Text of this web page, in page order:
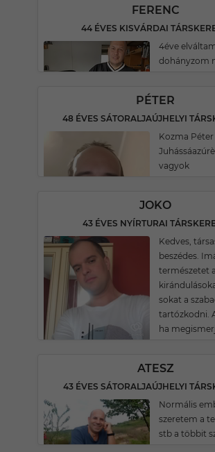
FERENC
44 ÉVES KISVÁRDAI
4éve
dohányzom
PÉTER
48 ÉVES SÁTORALJAÚJHELYI
Kozma Péter
vagyok
JOKO
43 ÉVES NYÍRTURAI
Kedves,
beszédes.
természetet a
sokat a
tartózkodni.
ha
ATESZ
43 ÉVES SÁTORALJAÚJHELYI
Normális
szeretem a
stb a többit